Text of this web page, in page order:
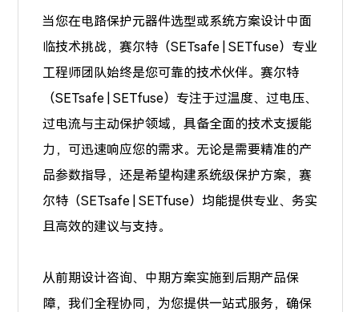
当您在电路保护元器件选型或系统方案设计中面
临技术挑战，赛尔特（SETsafe | SETfuse）专业
工程师团队始终是您可靠的技术伙伴。赛尔特
（SETsafe | SETfuse）专注于过温度、过电压、
过电流与主动保护领域，具备全面的技术支援能
力，可迅速响应您的需求。无论是需要精准的产
品参数指导，还是希望构建系统级保护方案，赛
尔特（SETsafe | SETfuse）均能提供专业、务实
且高效的建议与支持。
从前期设计咨询、中期方案实施到后期产品保
障，我们全程协同，为您提供一站式服务，确保